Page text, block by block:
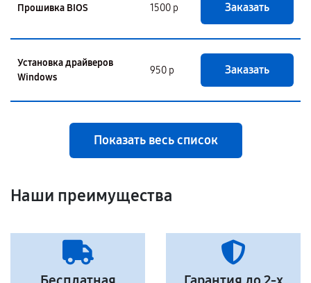
Прошивка BIOS 1500 р Заказать
Установка драйверов
Windows
950 р Заказать
Показать весь список
Наши преимущества